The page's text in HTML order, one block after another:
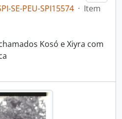
SE-PEU-SPI15574 · Item
Kosó e Xiyra com